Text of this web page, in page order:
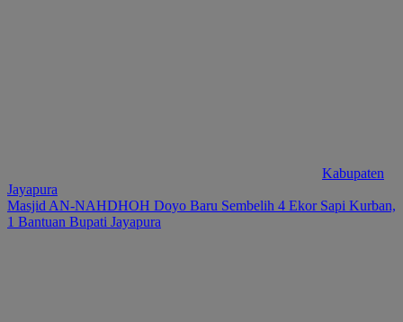
Kabupaten
Jayapura
Masjid AN-NAHDHOH Doyo Baru Sembelih 4 Ekor Sapi Kurban,
1 Bantuan Bupati Jayapura